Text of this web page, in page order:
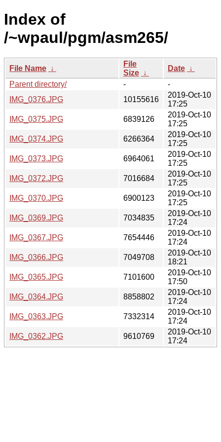
Index of
/~wpaul/pgm/asm265/
File Name ↓
File
Size ↓
Date ↓
Parent directory/
-
-
IMG_0376.JPG
10155616
2019-Oct-10
17:25
IMG_0375.JPG
6839126
2019-Oct-10
17:25
IMG_0374.JPG
6266364
2019-Oct-10
17:25
IMG_0373.JPG
6964061
2019-Oct-10
17:25
IMG_0372.JPG
7016684
2019-Oct-10
17:25
IMG_0370.JPG
6900123
2019-Oct-10
17:25
IMG_0369.JPG
7034835
2019-Oct-10
17:24
IMG_0367.JPG
7654446
2019-Oct-10
17:24
IMG_0366.JPG
7049708
2019-Oct-10
18:21
IMG_0365.JPG
7101600
2019-Oct-10
17:50
IMG_0364.JPG
8858802
2019-Oct-10
17:24
IMG_0363.JPG
7332314
2019-Oct-10
17:24
IMG_0362.JPG
9610769
2019-Oct-10
17:24